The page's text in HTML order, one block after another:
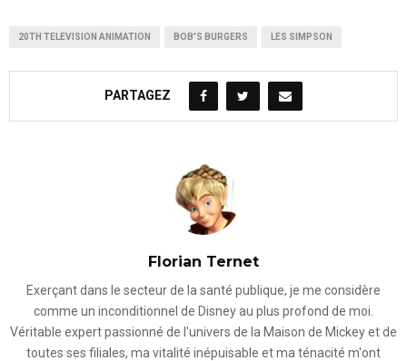
20TH TELEVISION ANIMATION BOB'S BURGERS LES SIMPSON
PARTAGEZ
Florian Ternet
Exerçant dans le secteur de la santé publique, je me considère
comme un inconditionnel de Disney au plus profond de moi.
Véritable expert passionné de l'univers de la Maison de Mickey et de
toutes ses filiales, ma vitalité inépuisable et ma ténacité m'ont